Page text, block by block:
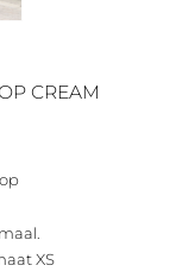
CREAM
XS